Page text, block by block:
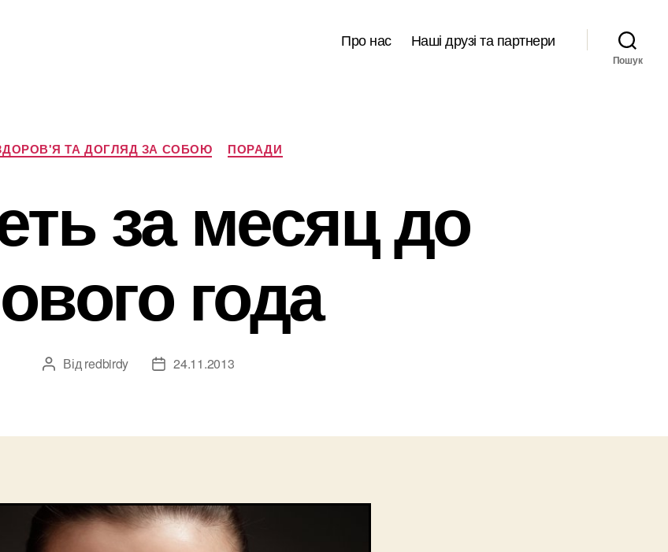
Про нас Наші друзі та партнери
Пошук
Категорії
ТА ДОГЛЯД ЗА СОБОЮ ПОРАДИ
за месяц до
года
Автор
Від redbirdy
Дата24.11.2013